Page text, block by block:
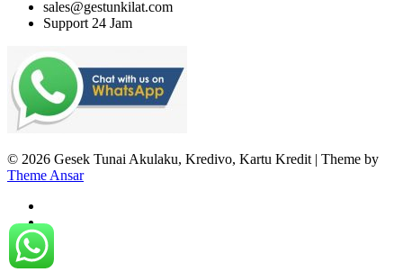
sales@gestunkilat.com
Support 24 Jam
© 2026 Gesek Tunai Akulaku, Kredivo, Kartu Kredit | Theme by
Theme Ansar